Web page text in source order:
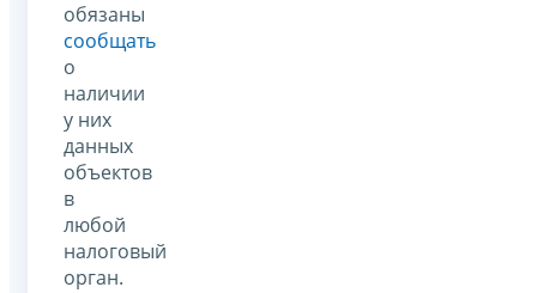
обязаны
сообщать
о
наличии
у них
данных
объектов
в
любой
налоговый
орган.